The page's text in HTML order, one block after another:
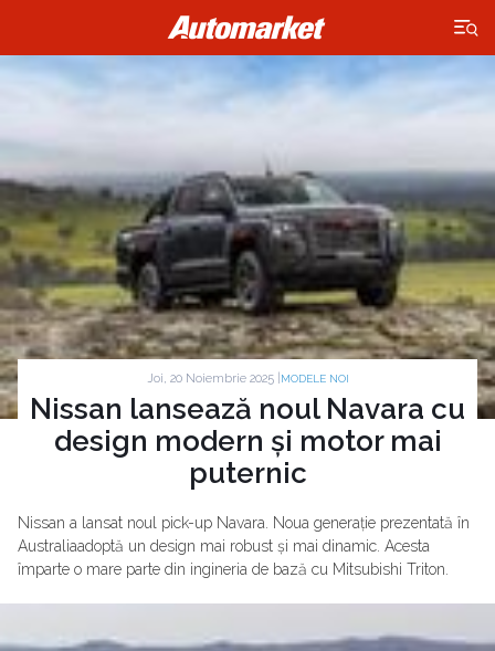
×
Joi, 20 Noiembrie 2025 | MODELE NOI
Nissan lansează noul Navara cu
design modern și motor mai
puternic
Nissan a lansat noul pick-up Navara. Noua generație prezentată în
Australiaadoptă un design mai robust și mai dinamic. Acesta
împarte o mare parte din ingineria de bază cu Mitsubishi Triton.